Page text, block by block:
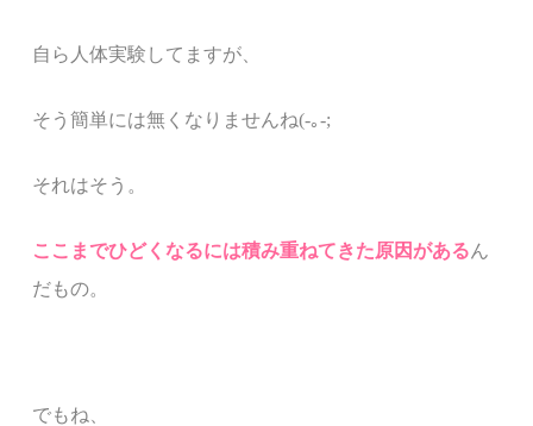
自ら人体実験してますが、
そう簡単には無くなりませんね(-｡-;
それはそう。
ここまでひどくなるには積み重ねてきた原因があるん
だもの。
でもね、